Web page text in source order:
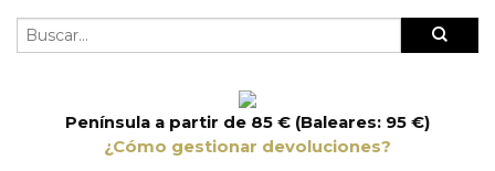
Península a partir de 85 € (Baleares: 95 €)
¿Cómo gestionar devoluciones?